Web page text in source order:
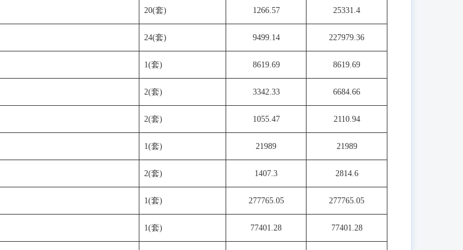
20(套) 1266.57 25331.4
24(套) 9499.14 227979.36
1(套) 8619.69 8619.69
2(套) 3342.33 6684.66
2(套) 1055.47 2110.94
1(套) 21989 21989
2(套) 1407.3 2814.6
1(套) 277765.05 277765.05
1(套) 77401.28 77401.28